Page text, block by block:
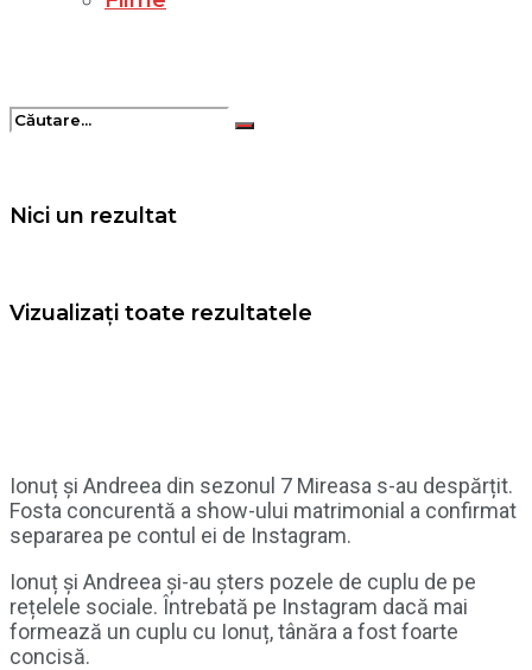
Nici un rezultat
Vizualizați toate rezultatele
Ionuț și Andreea din sezonul 7 Mireasa s-au despărțit.
Fosta concurentă a show-ului matrimonial a confirmat
separarea pe contul ei de Instagram.
Ionuț și Andreea și-au șters pozele de cuplu de pe
rețelele sociale. Întrebată pe Instagram dacă mai
formează un cuplu cu Ionuț, tânăra a fost foarte
concisă.